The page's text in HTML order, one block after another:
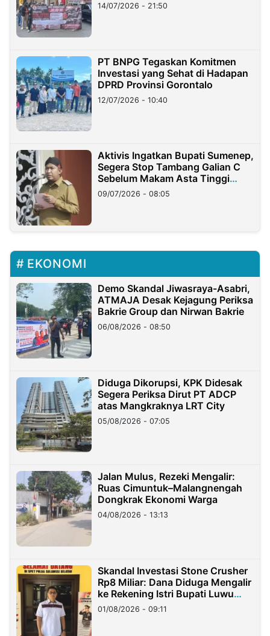
14/07/2026 - 21:50
PT BNPG Tegaskan Komitmen
Investasi yang Sehat di Hadapan
DPRD Provinsi Gorontalo
12/07/2026 - 10:40
Aktivis Ingatkan Bupati Sumenep,
Segera Stop Tambang Galian C
Sebelum Makam Asta Tinggi
Longsor
09/07/2026 - 08:05
EKONOMI
Demo Skandal Jiwasraya-Asabri,
ATMAJA Desak Kejagung Periksa
Bakrie Group dan Nirwan Bakrie
06/08/2026 - 08:50
Diduga Dikorupsi, KPK Didesak
Segera Periksa Dirut PT ADCP
atas Mangkraknya LRT City
05/08/2026 - 07:05
Jalan Mulus, Rezeki Mengalir:
Ruas Cimuntuk–Malangnengah
Dongkrak Ekonomi Warga
04/08/2026 - 13:13
Skandal Investasi Stone Crusher
Rp8 Miliar: Dana Diduga Mengalir
ke Rekening Istri Bupati Luwu
Timur
01/08/2026 - 09:11